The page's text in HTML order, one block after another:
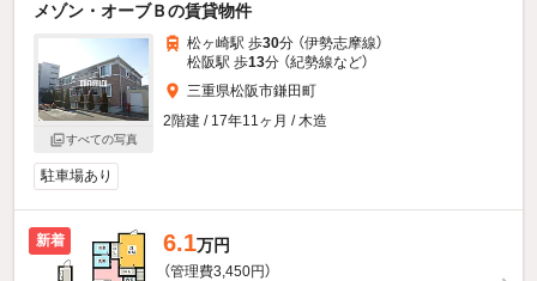
メゾン・オーブＢの賃貸物件
すべての写真
松ヶ崎駅 歩30分 （伊勢志摩線）
松阪駅 歩13分 （紀勢線など）
三重県松阪市鎌田町
2階建 / 17年11ヶ月 / 木造
駐車場あり
新着 6.1万円
（管理費3,450円）